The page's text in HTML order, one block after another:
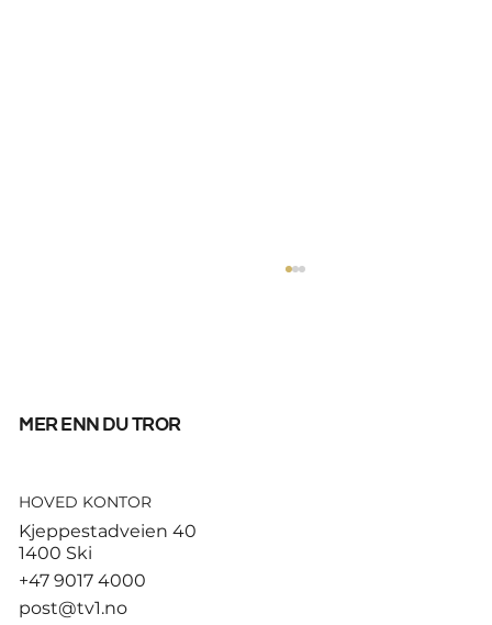
God start for de norske
Hamburg
mer enn du tror
HOVED KONTOR
Kjeppestadveien 40
1400 Ski
+47 9017 4000
post@tv1.no